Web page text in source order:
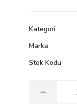
Kategori
Marka
Stok Kodu